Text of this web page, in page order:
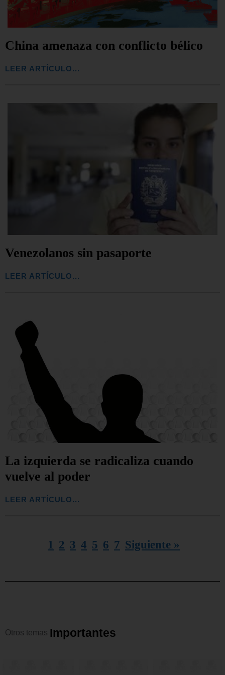
China amenaza con conflicto bélico
LEER ARTÍCULO...
Venezolanos sin pasaporte
LEER ARTÍCULO...
La izquierda se radicaliza cuando
vuelve al poder
LEER ARTÍCULO...
1 2 3 4 5 6 7 Siguiente »
Otros temas Importantes